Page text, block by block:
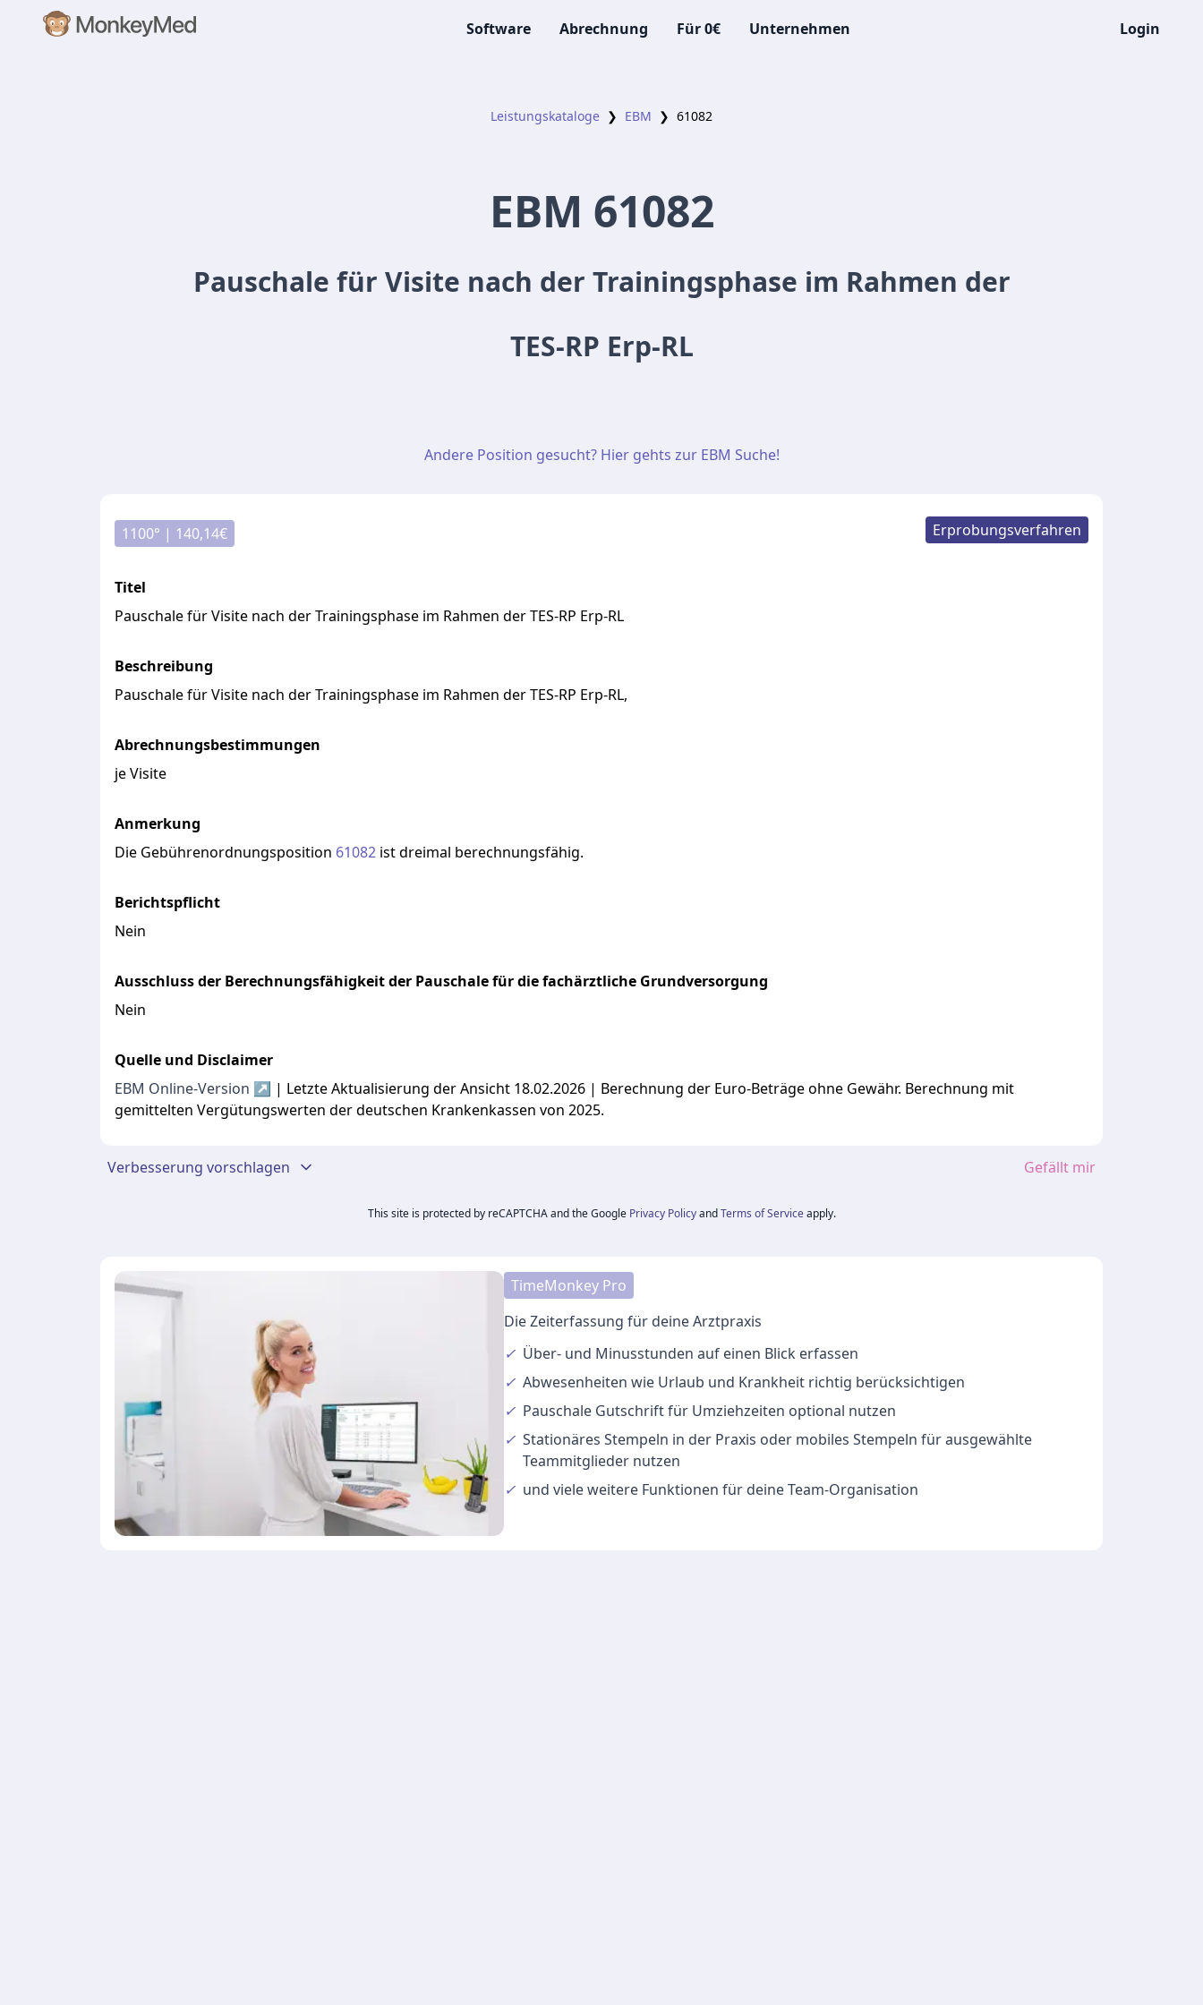
Software Abrechnung Für 0€ Unternehmen Login
Leistungskataloge ❯ EBM ❯ 61082
EBM 61082
Pauschale für Visite nach der Trainingsphase im Rahmen der
TES-RP Erp-RL
Andere Position gesucht? Hier gehts zur EBM Suche!
1100° | 140,14€ Erprobungsverfahren
Titel
Pauschale für Visite nach der Trainingsphase im Rahmen der TES-RP Erp-RL
Beschreibung
PauschalefürVisite nach derTrainingsphase im Rahmen derTES-RP Erp-RL,
Abrechnungsbestimmungen
je Visite
Anmerkung
Die Gebührenordnungsposition 61082 istdreimal berechnungsfähig.
Berichtspflicht
Nein
Ausschluss der Berechnungsfähigkeit der Pauschale für die fachärztliche Grundversorgung
Nein
Quelle und Disclaimer
EBM Online-Version ↗ | Letzte Aktualisierung der Ansicht 18.02.2026 | Berechnung der Euro-Beträge ohne Gewähr. Berechnung mit
gemittelten Vergütungswerten der deutschen Krankenkassen von 2025.
Verbesserung vorschlagen Gefällt mir
This site is protected by reCAPTCHA and the Google Privacy Policy and Terms of Service apply.
TimeMonkey Pro
Die Zeiterfassung für deine Arztpraxis
✓ Über- und Minusstunden auf einen Blick erfassen
✓ Abwesenheitenwie Urlaub und Krankheit richtig berücksichtigen
✓ Pauschale Gutschriftfür Umziehzeiten optional nutzen
✓ Stationäres Stempeln in der Praxis oder mobiles Stempeln für ausgewählte
Teammitglieder nutzen
✓ und vieleweitere Funktionenfür deine Team-Organisation